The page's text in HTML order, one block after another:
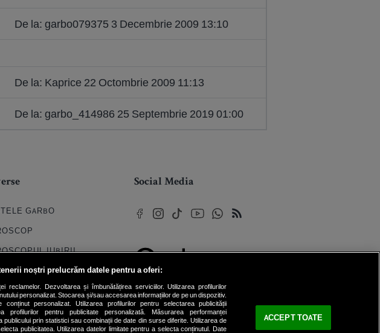
De la: garbo079375 3 Decembrie 2009 13:10
De la: Kaprice 22 Octombrie 2009 11:13
De la: garbo_414986 25 Septembrie 2019 01:00
GARBO
IUBIRII
NATURISTE
NUME
Social Media
Toate drepturile rezervate
noștri prelucrăm datele pentru a oferi:
reclamelor. Dezvoltarea și îmbunătățirea serviciilor. Utilizarea profilurilor
personalizat. Stocarea și/sau accesarea informațiilor de pe un dispozitiv.
conținut personalizat. Utilizarea profilurilor pentru selectarea publicității
profilurilor pentru publicitate personalizată. Măsurarea performanței
publicului prin statistici sau combinații de date din surse diferite. Utilizarea de
publicitatea. Utilizarea datelor limitate pentru a selecta conținutul. Date
ACCEPT TOATE